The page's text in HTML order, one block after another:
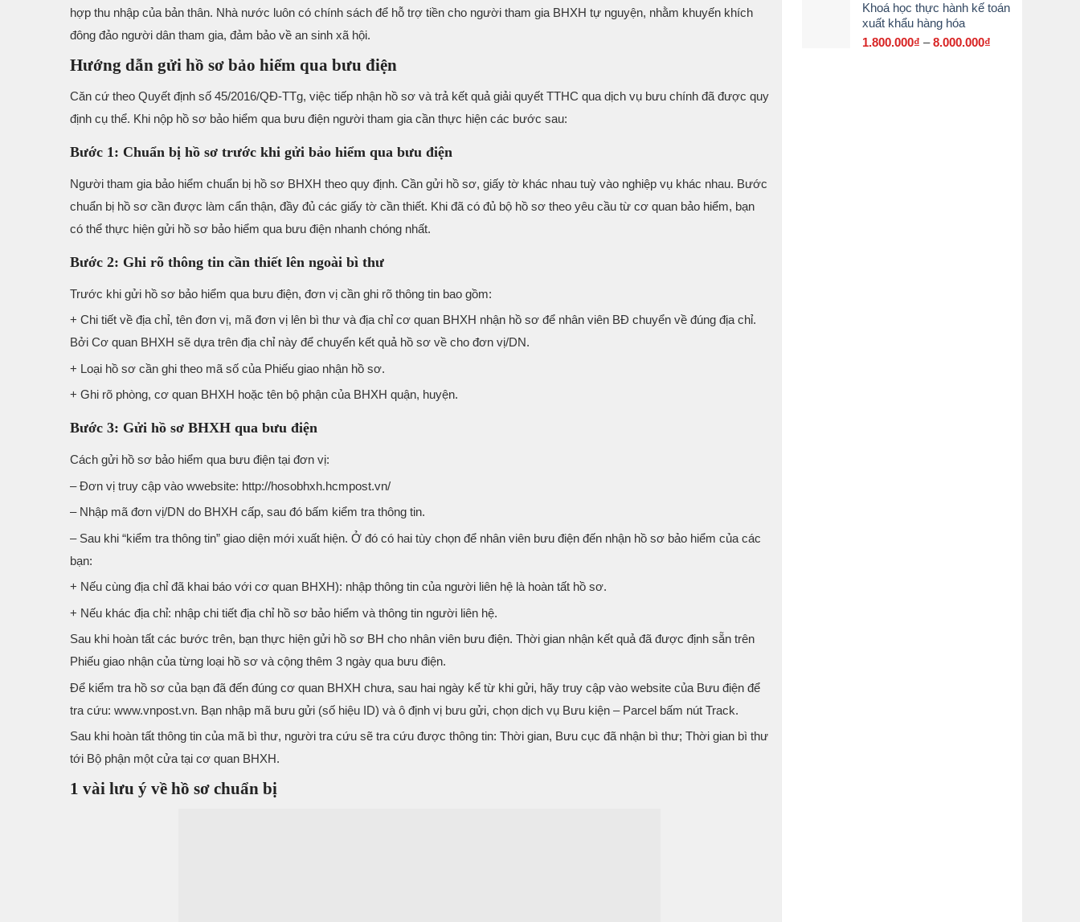
hợp thu nhập của bản thân. Nhà nước luôn có chính sách để hỗ trợ tiền cho người tham gia BHXH tự nguyện, nhằm khuyến khích
đông đảo người dân tham gia, đảm bảo về an sinh xã hội.
Hướng dẫn gửi hồ sơ bảo hiểm qua bưu điện
Căn cứ theo Quyết định số 45/2016/QĐ-TTg, việc tiếp nhận hồ sơ và trả kết quả giải quyết TTHC qua dịch vụ bưu chính đã được quy
định cụ thể. Khi nộp hồ sơ bảo hiểm qua bưu điện người tham gia cần thực hiện các bước sau:
Bước 1: Chuẩn bị hồ sơ trước khi gửi bảo hiểm qua bưu điện
Người tham gia bảo hiểm chuẩn bị hồ sơ BHXH theo quy định. Cần gửi hồ sơ, giấy tờ khác nhau tuỳ vào nghiệp vụ khác nhau. Bước
chuẩn bị hồ sơ cần được làm cẩn thận, đầy đủ các giấy tờ cần thiết. Khi đã có đủ bộ hồ sơ theo yêu cầu từ cơ quan bảo hiểm, bạn
có thể thực hiện gửi hồ sơ bảo hiểm qua bưu điện nhanh chóng nhất.
Bước 2: Ghi rõ thông tin cần thiết lên ngoài bì thư
Trước khi gửi hồ sơ bảo hiểm qua bưu điện, đơn vị cần ghi rõ thông tin bao gồm:
+ Chi tiết về địa chỉ, tên đơn vị, mã đơn vị lên bì thư và địa chỉ cơ quan BHXH nhận hồ sơ để nhân viên BĐ chuyển về đúng địa chỉ.
Bởi Cơ quan BHXH sẽ dựa trên địa chỉ này để chuyển kết quả hồ sơ về cho đơn vị/DN.
+ Loại hồ sơ cần ghi theo mã số của Phiếu giao nhận hồ sơ.
+ Ghi rõ phòng, cơ quan BHXH hoặc tên bộ phận của BHXH quận, huyện.
Bước 3: Gửi hồ sơ BHXH qua bưu điện
Cách gửi hồ sơ bảo hiểm qua bưu điện tại đơn vị:
– Đơn vị truy cập vào wwebsite: http://hosobhxh.hcmpost.vn/
– Nhập mã đơn vị/DN do BHXH cấp, sau đó bấm kiểm tra thông tin.
– Sau khi “kiểm tra thông tin” giao diện mới xuất hiện. Ở đó có hai tùy chọn để nhân viên bưu điện đến nhận hồ sơ bảo hiểm của các
bạn:
+ Nếu cùng địa chỉ đã khai báo với cơ quan BHXH): nhập thông tin của người liên hệ là hoàn tất hồ sơ.
+ Nếu khác địa chỉ: nhập chi tiết địa chỉ hồ sơ bảo hiểm và thông tin người liên hệ.
Sau khi hoàn tất các bước trên, bạn thực hiện gửi hồ sơ BH cho nhân viên bưu điện. Thời gian nhận kết quả đã được định sẵn trên
Phiếu giao nhận của từng loại hồ sơ và cộng thêm 3 ngày qua bưu điện.
Để kiểm tra hồ sơ của bạn đã đến đúng cơ quan BHXH chưa, sau hai ngày kể từ khi gửi, hãy truy cập vào website của Bưu điện để
tra cứu: www.vnpost.vn. Bạn nhập mã bưu gửi (số hiệu ID) và ô định vị bưu gửi, chọn dịch vụ Bưu kiện – Parcel bấm nút Track.
Sau khi hoàn tất thông tin của mã bì thư, người tra cứu sẽ tra cứu được thông tin: Thời gian, Bưu cục đã nhận bì thư; Thời gian bì thư
tới Bộ phận một cửa tại cơ quan BHXH.
1 vài lưu ý về hồ sơ chuẩn bị
từ
Khoá học thực hành kế toán
xuất khẩu hàng hóa
1.800.000₫ – 8.000.000₫